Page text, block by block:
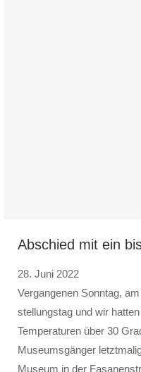
Abschied mit ein
28. Juni 2022
Vergangenen Sonntag,
stellungs­tag und wir
Temperaturen über 30
Museums­gänger
Museum in der